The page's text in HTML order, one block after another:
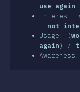
use again
Interest:
+ not
Usage: (
again) /